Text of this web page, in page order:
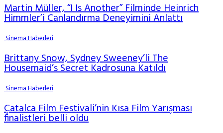
Martin Müller, “I Is Another” Filminde Heinrich
Himmler’i Canlandırma Deneyimini Anlattı
Sinema Haberleri
Brittany Snow, Sydney Sweeney’li The
Housemaid’s Secret Kadrosuna Katıldı
Sinema Haberleri
Çatalca Film Festivali’nin Kısa Film Yarışması
finalistleri belli oldu